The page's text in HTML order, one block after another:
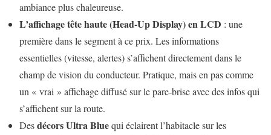
ambiance plus chaleureuse.
L’affichage tête haute (Head-Up Display) en LCD : une
première dans le segment à ce prix. Les informations
essentielles (vitesse, alertes) s’affichent directement dans le
champ de vision du conducteur. Pratique, mais en pas comme
un « vrai » affichage diffusé sur le pare-brise avec des infos qui
s’affichent sur la route.
Desdécors Ultra Bluequi éclairent l’habitacle sur les